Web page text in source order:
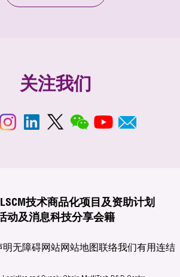
关注我们
技术商品化项目及资助计划
动及消息科技分享会籍
明无障碍网站网站地图联络我们有用连结